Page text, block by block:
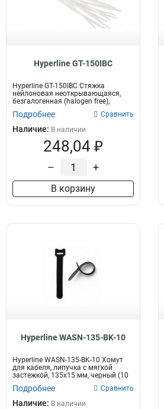
Hyperline GT-150IBC
Hyperline GT-150IBC Стяжка
нейлоновая неоткрывающаяся,
безгалогенная (halogen free),
150x3.6мм,...
Подробнее Сравнить
Наличие: В наличии
248,04 ₽
– +
В корзину
Hyperline WASN-135-BK-10
Hyperline WASN-135-BK-10 Хомут
для кабеля, липучка с мягкой
застежкой, 135x15 мм, черный (10
Подробнее Сравнить
Наличие: В наличии